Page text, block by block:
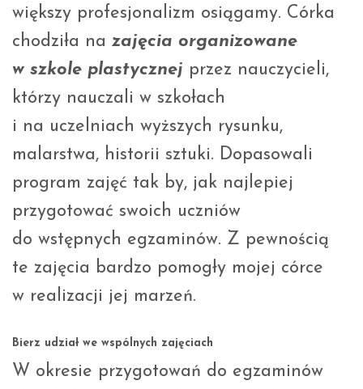
większy profesjonalizm osiągamy. Córka
chodziła na zajęcia organizowane
w szkole plastycznej przez nauczycieli,
którzy nauczali w szkołach
i na uczelniach wyższych rysunku,
malarstwa, historii sztuki. Dopasowali
program zajęć tak by, jak najlepiej
przygotować swoich uczniów
do wstępnych egzaminów. Z pewnością
te zajęcia bardzo pomogły mojej córce
w realizacji jej marzeń.
Bierz udział we wspólnych zajęciach
W okresie przygotowań do egzaminów